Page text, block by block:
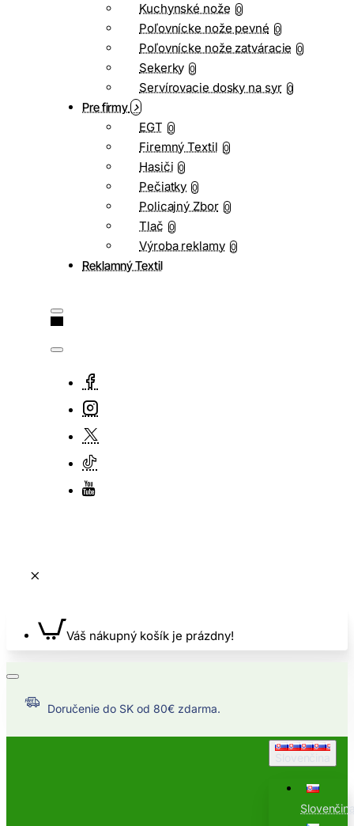
Kuchynské nože 0
Poľovnícke nože pevné 0
Poľovnícke nože zatváracie 0
Sekerky 0
Servírovacie dosky na syr 0
Pre firmy
EGT 0
Firemný Textil 0
Hasiči 0
Pečiatky 0
Policajný Zbor 0
Tlač 0
Výroba reklamy 0
Reklamný Textil
Váš nákupný košík je prázdny!
Doručenie do SK od 80€ zdarma.